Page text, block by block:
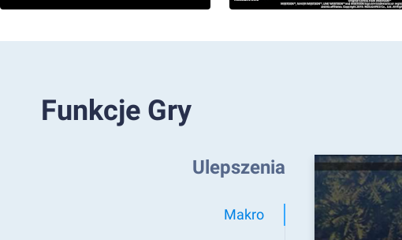
Funkcje Gry
Ulepszenia
Makro